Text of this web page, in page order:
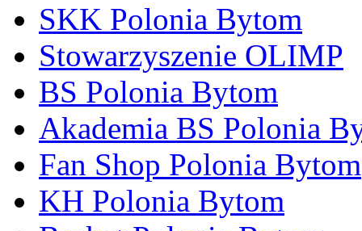
SKK Polonia Bytom
Stowarzyszenie OLIMP
BS Polonia Bytom
Akademia BS Polonia
Fan Shop Polonia Bytom
KH Polonia Bytom